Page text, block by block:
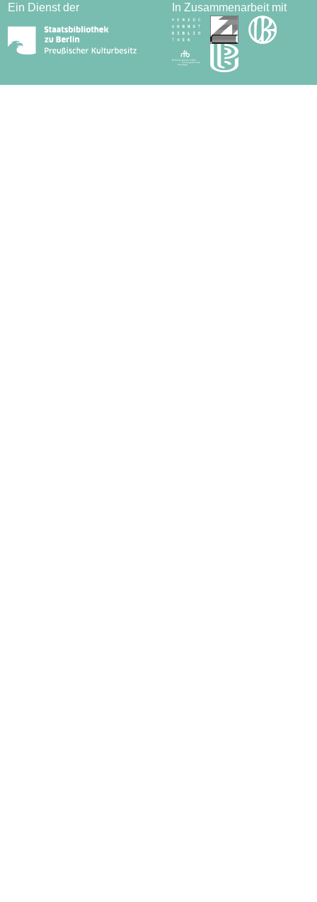
Ein Dienst der In Zusammenarbeit mit